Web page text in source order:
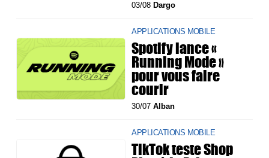
03/08 Dargo
APPLICATIONS MOBILE
Spotify lance «
Running Mode »
pour vous faire
courir
30/07Alban
APPLICATIONS MOBILE
TikTok teste Shop